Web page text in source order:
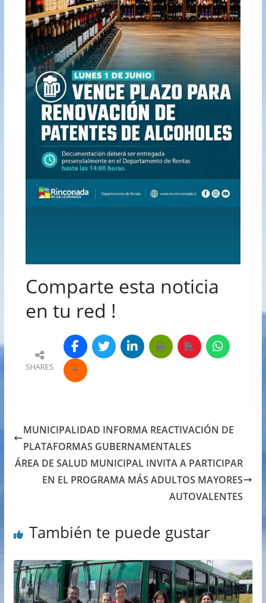
Comparte esta noticia
en tu red !
SHARES
MUNICIPALIDAD INFORMA REACTIVACIÓN DE
PLATAFORMAS GUBERNAMENTALES
ÁREA DE SALUD MUNICIPAL INVITA A PARTICIPAR
EN EL PROGRAMA MÁS ADULTOS MAYORES
AUTOVALENTES
También te puede gustar